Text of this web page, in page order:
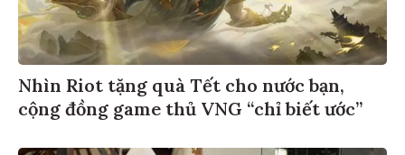
Nhìn Riot tặng quà Tết cho nước bạn,
cộng đồng game thủ VNG “chỉ biết ước”